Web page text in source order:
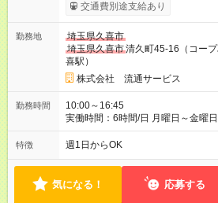
交通費別途支給あり
勤務地
埼玉県久喜市
埼玉県久喜市清久町45-16（コー
喜駅）
株式会社 流通サービス
勤務時間
10:00～16:45
実働時間：6時間/日 月曜日～金曜
できればＯＫ！
特徴 週1日からOK
気になる！ 応募する